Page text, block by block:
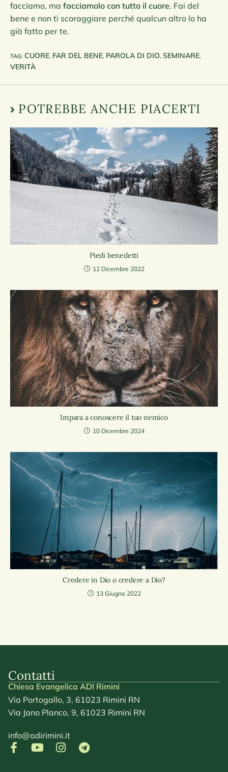
facciamo, ma facciamolo con tutto il cuore. Fai del
bene e non ti scoraggiare perché qualcun altro lo ha
già fatto per te.
TAG: CUORE, FAR DEL BENE, PAROLA DI DIO, SEMINARE,
VERITÀ
POTREBBE ANCHE PIACERTI
Piedi benedetti
12 Dicembre 2022
Impara a conoscere il tuo nemico
10 Dicembre 2024
Credere in Dio o credere a Dio?
13 Giugno 2022
Contatti
Chiesa Evangelica ADI Rimini
Via Portogallo, 3, 61023 Rimini RN
Via Jano Planco, 9, 61023 Rimini RN
info@adirimini.it